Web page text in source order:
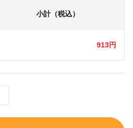
小計（税込）
913円